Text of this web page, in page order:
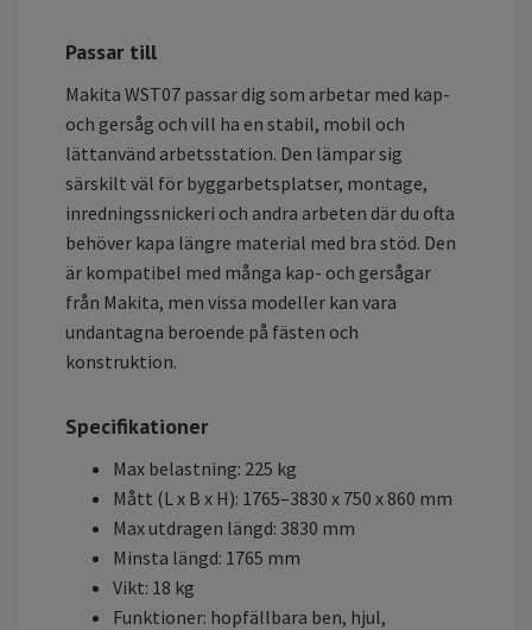
Passar till
Makita WST07 passar dig som arbetar med kap-
och gersåg och vill ha en stabil, mobil och
lättanvänd arbetsstation. Den lämpar sig
särskilt väl för byggarbetsplatser, montage,
inredningssnickeri och andra arbeten där du ofta
behöver kapa längre material med bra stöd. Den
är kompatibel med många kap- och gersågar
från Makita, men vissa modeller kan vara
undantagna beroende på fästen och
konstruktion.
Specifikationer
Max belastning: 225 kg
Mått (L x B x H): 1765–3830 x 750 x 860 mm
Max utdragen längd: 3830 mm
Minsta längd: 1765 mm
Vikt: 18 kg
Funktioner: hopfällbara ben, hjul,